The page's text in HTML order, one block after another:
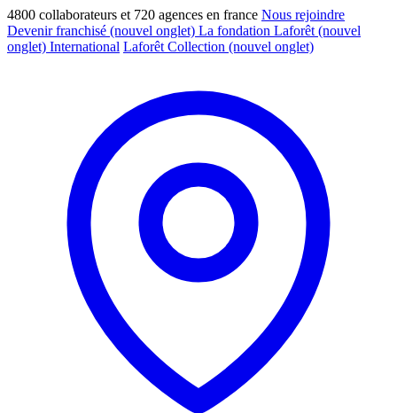
4800 collaborateurs et 720 agences en france Nous rejoindre
Devenir franchisé (nouvel onglet) La fondation Laforêt (nouvel
onglet) International Laforêt Collection (nouvel onglet)